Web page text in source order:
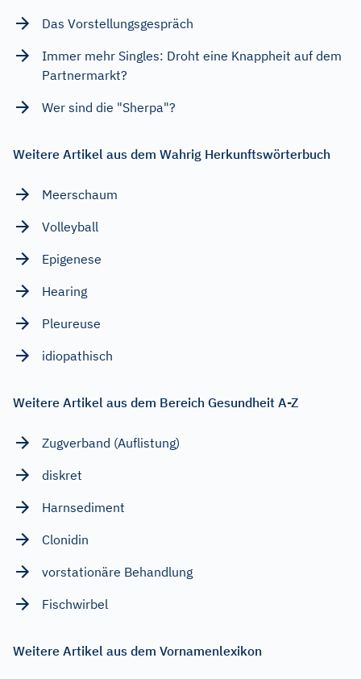
Das Vorstellungsgespräch
Immer mehr Singles: Droht eine Knappheit auf dem
Partnermarkt?
Wer sind die "Sherpa"?
Weitere Artikel aus dem Wahrig Herkunftswörterbuch
Meerschaum
Volleyball
Epigenese
Hearing
Pleureuse
idiopathisch
Weitere Artikel aus dem Bereich Gesundheit A-Z
Zugverband (Auflistung)
diskret
Harnsediment
Clonidin
vorstationäre Behandlung
Fischwirbel
Weitere Artikel aus dem Vornamenlexikon